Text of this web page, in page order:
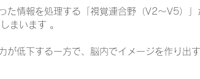
た情報を処理する「視覚連合野（V2～V5）
まいます 。
が低下する一方で、脳内でイメージを作り出